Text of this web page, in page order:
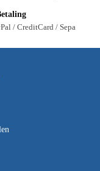
/ CreditCard / Sepa